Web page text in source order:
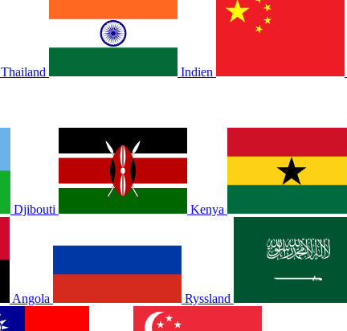
Thailand Indien
Djibouti Kenya
Angola Ryssland